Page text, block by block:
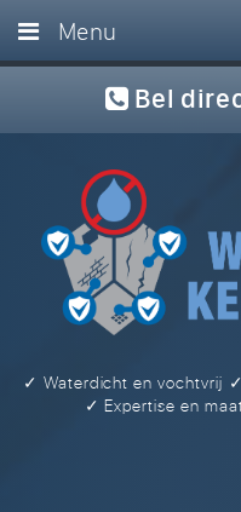
Bel
✓ Waterdicht en vochtvrij
✓ Expertise en
Menu
Diensten
Foto’s
Referenties
Blog
Offerte